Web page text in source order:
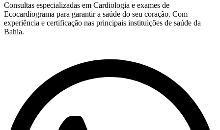
Consultas especializadas em Cardiologia e exames de
Ecocardiograma para garantir a saúde do seu coração. Com
experiência e certificação nas principais instituições de saúde da
Bahia.